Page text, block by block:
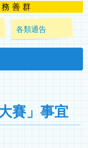
善群
各類通告
賽」事宜